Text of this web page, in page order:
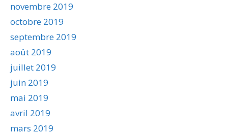
novembre 2019
octobre 2019
septembre 2019
août 2019
juillet 2019
juin 2019
mai 2019
avril 2019
mars 2019